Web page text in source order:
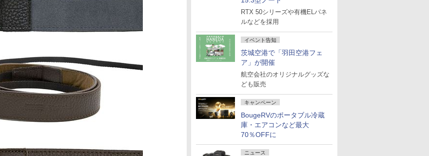
RTX 50シリーズや有機ELパネ
ルなどを採用
イベント告知
茨城空港で「羽田空港フェ
ア」が開催
航空会社のオリジナルグッズな
ども販売
キャンペーン
BougeRVのポータブル冷蔵
庫・エアコンなど最大
70％OFFに
ニュース